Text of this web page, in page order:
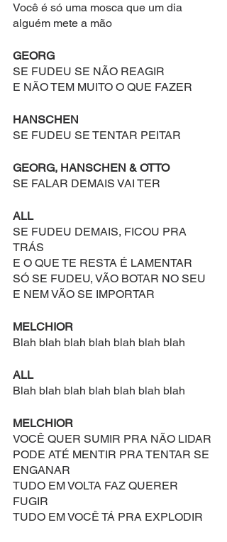
Você é só uma mosca que um dia
alguém mete a mão
GEORG
SE FUDEU SE NÃO REAGIR
E NÃO TEM MUITO O QUE FAZER
HANSCHEN
SE FUDEU SE TENTAR PEITAR
GEORG, HANSCHEN & OTTO
SE FALAR DEMAIS VAI TER
ALL
SE FUDEU DEMAIS, FICOU PRA
TRÁS
E O QUE TE RESTA É LAMENTAR
SÓ SE FUDEU, VÃO BOTAR NO SEU
E NEM VÃO SE IMPORTAR
MELCHIOR
Blah blah blah blah blah blah blah
ALL
Blah blah blah blah blah blah blah
MELCHIOR
VOCÊ QUER SUMIR PRA NÃO LIDAR
PODE ATÉ MENTIR PRA TENTAR SE
ENGANAR
TUDO EM VOLTA FAZ QUERER
FUGIR
TUDO EM VOCÊ TÁ PRA EXPLODIR